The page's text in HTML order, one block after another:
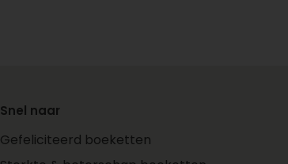
Snel naar
Gefeliciteerd boeketten